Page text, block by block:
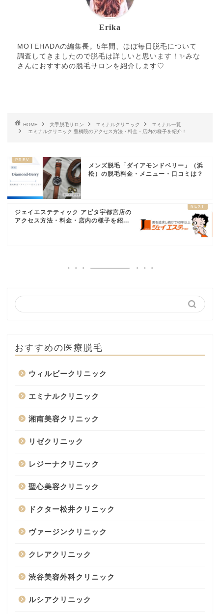
城本クリニック 豊橋院
0532-57-3002※来院
歴のある方/0120-107-
929※初めての方
豊橋駅前クリニック
0120-107-546/0532-5
1-5250
大岩クリニック 0532-29-0310
あい東脇皮フ科クリニ
ック
0532-31-4112
みゆきクリニック
岡山脊椎矯正院 豊橋駅
0532-52-2502
Erika
MOTEHADAの編集長。5年間、ほぼ毎日脱毛について
調査してきましたので脱毛は詳しいと思います！✨みな
さんにおすすめの脱毛サロンを紹介します♡
HOME 大手脱毛サロン エミナルクリニック
エミナル一覧
エミナルクリニック 豊橋院のアクセス方法・料金・店内の様子を紹介！
メンズ脱毛「ダイアモンドベリー」（浜
松）の脱毛料金・メニュー・口コミは？
ジェイエステティック アピタ宇都宮店の
アクセス方法・料金・店内の様子を紹...
おすすめの医療脱毛
ウィルビークリニック
エミナルクリニック
湘南美容クリニック
リゼクリニック
レジーナクリニック
聖心美容クリニック
ドクター松井クリニック
ヴァージンクリニック
クレアクリニック
渋谷美容外科クリニック
ルシアクリニック